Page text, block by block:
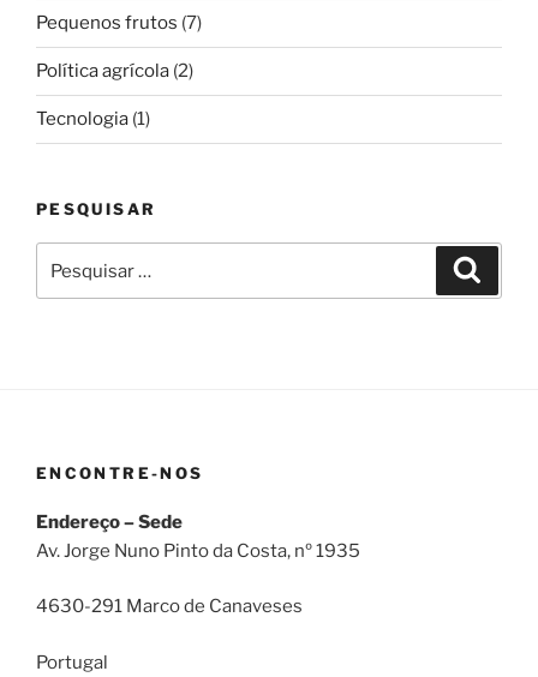
Pequenos frutos (7)
Política agrícola (2)
Tecnologia (1)
PESQUISAR
por:
ENCONTRE-NOS
Endereço – Sede
Av. Jorge Nuno Pinto da Costa, nº 1935
4630-291 Marco de Canaveses
Portugal